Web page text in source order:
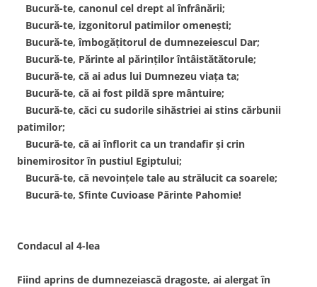
Bucură-te, canonul cel drept al înfrânării;
Bucură-te, izgonitorul patimilor omeneşti;
Bucură-te, îmbogăţitorul de dumnezeiescul Dar;
Bucură-te, Părinte al părinţilor întâistătătorule;
Bucură-te, că ai adus lui Dumnezeu viaţa ta;
Bucură-te, că ai fost pildă spre mântuire;
Bucură-te, căci cu sudorile sihăstriei ai stins cărbunii
patimilor;
Bucură-te, că ai înflorit ca un trandafir şi crin
binemirositor în pustiul Egiptului;
Bucură-te, că nevoinţele tale au strălucit ca soarele;
Bucură-te, Sfinte Cuvioase Părinte Pahomie!
Condacul al 4-lea
Fiind aprins de dumnezeiască dragoste, ai alergat în